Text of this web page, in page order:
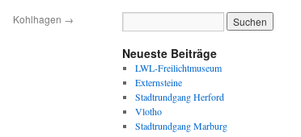
Kohlhagen →
Neueste Beiträge
LWL-Freilichtmuseum
Externsteine
Stadtrundgang Herford
Vlotho
Stadtrundgang Marburg